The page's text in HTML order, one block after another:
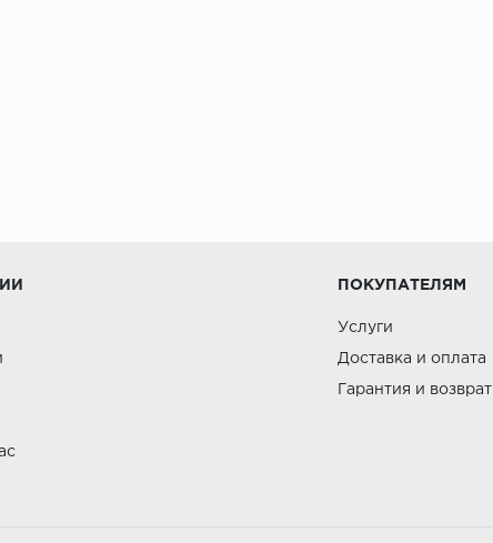
ПОКУПАТЕЛЯМ
Услуги
Доставка и оплата
Гарантия и возврат